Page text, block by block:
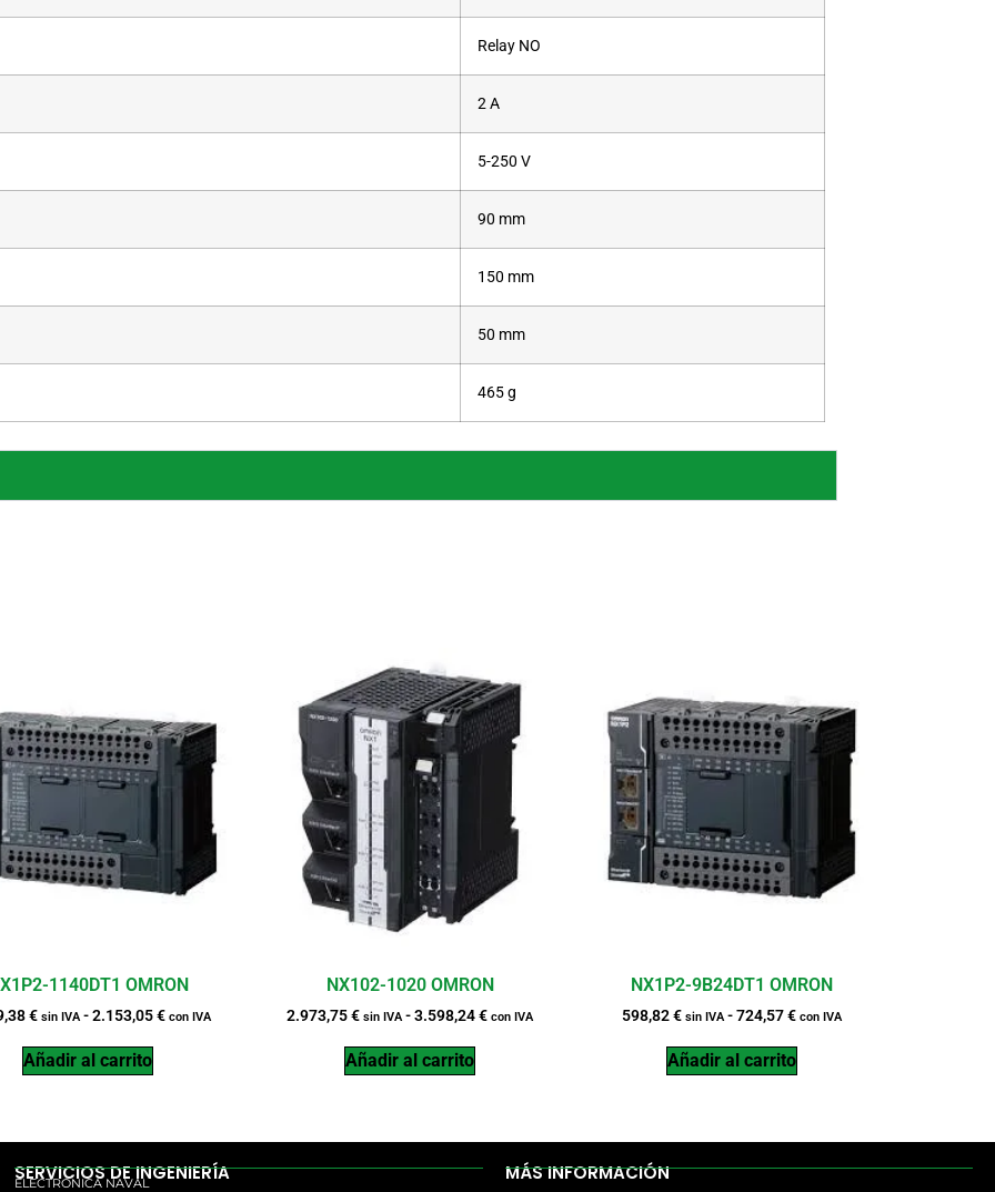
Relay NO
2 A
5-250 V
90 mm
150 mm
50 mm
465 g
1140DT1 OMRON
€ sin IVA-2.153,05€ con IVA
Añadir al carrito
NX102-1020 OMRON
2.973,75€ sin IVA-3.598,24€ con IVA
Añadir al carrito
NX1P2-9B24DT1 OMRON
598,82€ sin IVA-724,57€ con IVA
Añadir al carrito
SERVICIOS DE INGENIERÍA
ELECTRÓNICA NAVAL MÁS INFORMACIÓN